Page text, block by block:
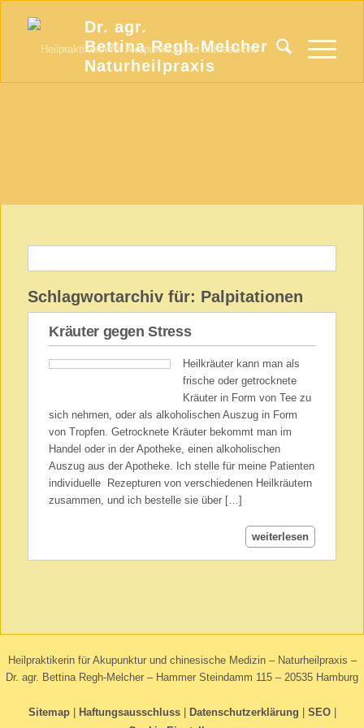
Dr. agr.
Bettina Regh-Melcher
Naturheilpraxis
Schlagwortarchiv für: Palpitationen
Kräuter gegen Stress
Heilkräuter kann man als
frische oder getrocknete
Kräuter in Form von Tee zu
sich nehmen, oder als alkoholischen Auszug in Form
von Tropfen. Getrocknete Kräuter bekommt man im
Handel oder in der Apotheke, einen alkoholischen
Auszug aus der Apotheke. Ich stelle für meine Patienten
individuelle Rezepturen von verschiedenen Heilkräutern
zusammen, und ich bestelle sie über […]
weiterlesen
Heilpraktikerin für Akupunktur und chinesische Medizin – Naturheilpraxis –
Dr. agr. Bettina Regh-Melcher – Hammer Steindamm 115 – 20535 Hamburg
Sitemap Haftungsausschluss Datenschutzerklärung
SEO